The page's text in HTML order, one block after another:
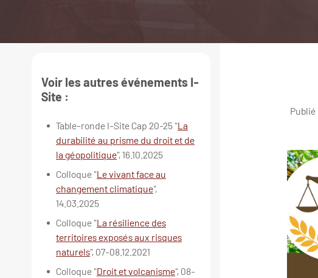
Publié
Voir les autres événements I-
Site :
Table-ronde I-Site Cap 20-25 "La
durabilité au prisme du droit et de
la géopolitique", 16.10.2025
Colloque "Le vivant face au
changement climatique",
14.03.2025
Colloque "La résilience des
territoires exposés aux risques
naturels", 07-08.12.2021
Colloque "Droit et volcanisme", 08-